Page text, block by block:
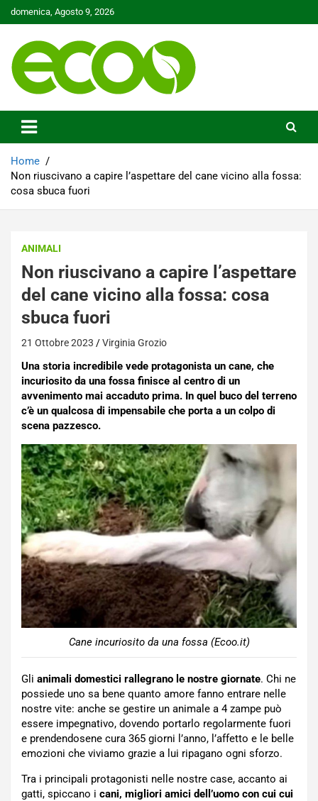
Skip
to
domenica, Agosto 9, 2026
Ecoo.it
Home
Non riuscivano a capire l’aspettare del cane vicino alla fossa:
cosa sbuca fuori
ANIMALI
Non riuscivano a capire l’aspettare
del cane vicino alla fossa: cosa
sbuca fuori
21 Ottobre 2023 Virginia Grozio
Una storia incredibile vede protagonista un cane, che
incuriosito da una fossa finisce al centro di un
avvenimento mai accaduto prima. In quel buco del terreno
c’è un qualcosa di impensabile che porta a un colpo di
scena pazzesco.
Cane incuriosito da una fossa (Ecoo.it)
Gli animali domestici rallegrano le nostre giornate. Chi ne
possiede uno sa bene quanto amore fanno entrare nelle
nostre vite: anche se gestire un animale a 4 zampe può
essere impegnativo, dovendo portarlo regolarmente fuori
e prendendosene cura 365 giorni l’anno, l’affetto e le belle
emozioni che viviamo grazie a lui ripagano ogni sforzo.
Tra i principali protagonisti nelle nostre case, accanto ai
gatti, spiccano i cani, migliori amici dell’uomo con cui cui